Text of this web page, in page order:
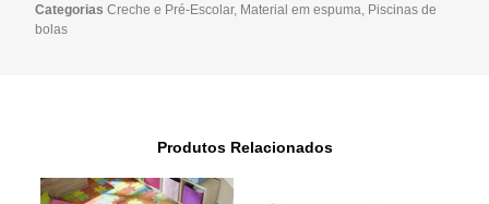
Categorias Creche e Pré-Escolar, Material em espuma, Piscinas de
bolas
Produtos Relacionados